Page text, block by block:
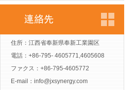
住所：江西省奉新県奉新工業園区
電話：+86-795- 4605771,4605608
ファクス：+86-795-4605772
E-mail： info@jxsynergy.com